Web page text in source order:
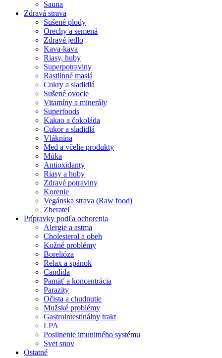
Sauna
Zdravá strava
Sušené plody
Orechy a semená
Zdravé jedlo
Kava-kava
Riasy, huby
Superpotraviny
Rastlinné maslá
Cukry a sladidlá
Sušené ovocie
Vitamíny a minerály
Superfoods
Kakao a čokoláda
Cukor a sladidlá
Vláknina
Med a včelie produkty
Múka
Antioxidanty
Riasy a huby
Zdravé potraviny
Korenie
Vegánska strava (Raw food)
Zberateľ
Prípravky podľa ochorenia
Alergie a astma
Cholesterol a obeh
Kožné problémy
Borelióza
Relax a spánok
Candida
Pamäť a koncentrácia
Parazity
Očista a chudnutie
Mužské problémy
Gastrointestinálny trakt
LPA
Posilnenie imunitného systému
Svet snov
Ostatné